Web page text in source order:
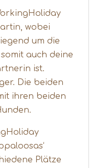
wobei
um die
auch deine
ist.
Die beiden
ihren beiden
Plätze